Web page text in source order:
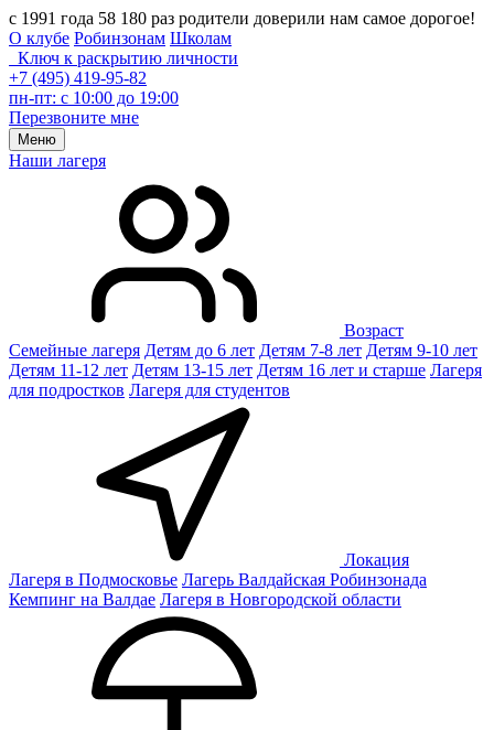
с 1991 года 58 180 раз родители доверили нам самое дорогое!
О клубе Робинзонам Школам
Ключ к раскрытию личности
+7 (495) 419-95-82
пн-пт: с 10:00 до 19:00
Перезвоните мне
Меню
Наши лагеря
Возраст
Семейные лагеря Детям до 6 лет Детям 7-8 лет Детям 9-10 лет
Детям 11-12 лет Детям 13-15 лет Детям 16 лет и старше Лагеря
для подростков Лагеря для студентов
Локация
Лагеря в Подмосковье Лагерь Валдайская Робинзонада
Кемпинг на Валдае Лагеря в Новгородской области